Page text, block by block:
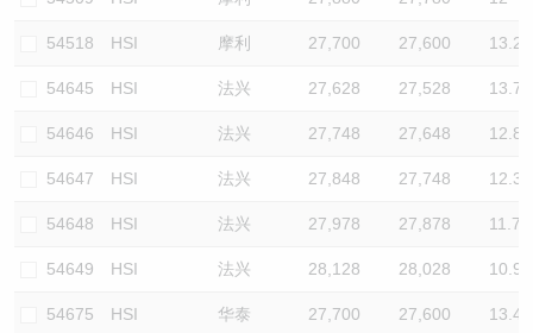
54518 HSI 摩利 27,700 27,600 13.2
54645 HSI 法兴 27,628 27,528 13.7
54646 HSI 法兴 27,748 27,648 12.8
54647 HSI 法兴 27,848 27,748 12.3
54648 HSI 法兴 27,978 27,878 11.7
54649 HSI 法兴 28,128 28,028 10.9
54675 HSI 华泰 27,700 27,600 13.4